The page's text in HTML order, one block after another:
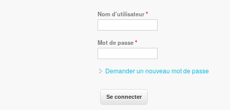
Nom d'utilisateur*
Mot de passe*
Demander un nouveau mot de passe